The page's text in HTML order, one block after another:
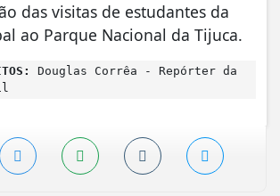
das visitas de estudantes da
ao Parque Nacional da Tijuca.
Douglas Corrêa - Repórter da